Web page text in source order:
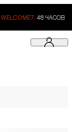
WELCOME7. 48 ЧАСОВ